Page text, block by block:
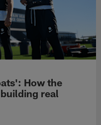
How the
real